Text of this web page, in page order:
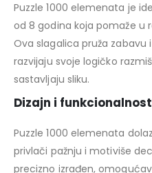
Puzzle 1000 elemenata je
od 8 godina koja pomaže u
Ova slagalica pruža
razvijaju svoje logičko
sastavljaju sliku.
Dizajn i funkcionalnost
Puzzle 1000 elemenata
privlači pažnju i motiviše
precizno izrađen,